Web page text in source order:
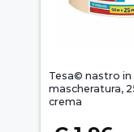
Tesa© nastro
mascheratura,
crema